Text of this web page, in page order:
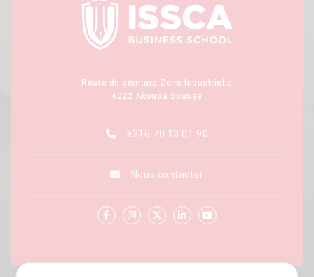
Route de ceinture Zone Industrielle
4022 Akouda Sousse
+216 70 13 01 90
Nous contacter